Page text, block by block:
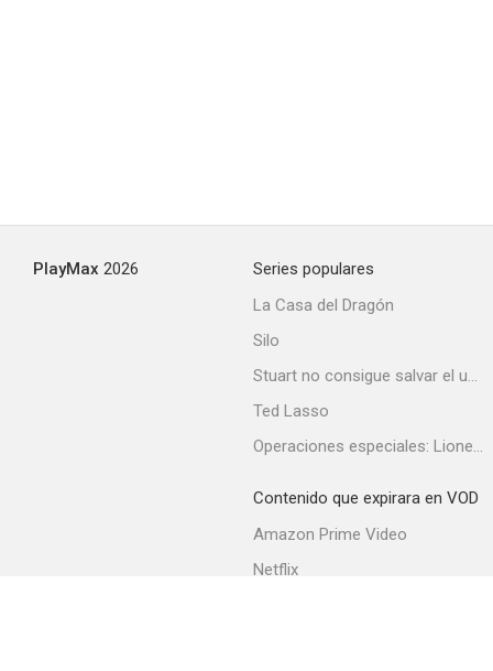
PlayMax 2026
Series populares
La Casa del Dragón
Silo
Stuart no consigue salvar el universo
Ted Lasso
Operaciones especiales: Lioness
Contenido que expirara en VOD
Amazon Prime Video
Netflix